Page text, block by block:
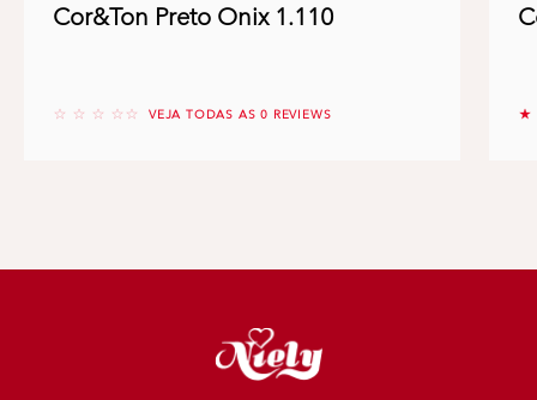
Cor&Ton Preto Onix 1.110
No reviews VEJA TODAS AS 0 REVIEWS 5